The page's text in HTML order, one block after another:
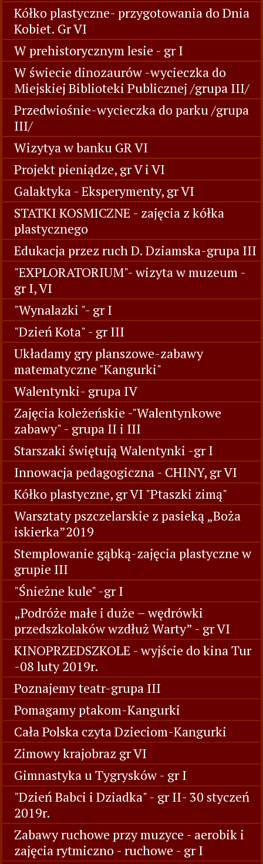
Kółko plastyczne- przygotowania do Dnia
Kobiet. Gr VI
W prehistorycznym lesie - gr I
W świecie dinozaurów -wycieczka do
Miejskiej Biblioteki Publicznej /grupa III/
Przedwiośnie-wycieczka do parku /grupa
III/
Wizytya w banku GR VI
Projekt pieniądze, gr V i VI
Galaktyka - Eksperymenty, gr VI
STATKI KOSMICZNE - zajęcia z kółka
plastycznego
Edukacja przez ruch D. Dziamska-grupa III
"EXPLORATORIUM"- wizyta w muzeum -
gr I, VI
"Wynalazki "- gr I
"Dzień Kota" - gr III
Układamy gry planszowe-zabawy
matematyczne "Kangurki"
Walentynki- grupa IV
Zajęcia koleżeńskie -"Walentynkowe
zabawy" - grupa II i III
Starszaki świętują Walentynki -gr I
Innowacja pedagogiczna - CHINY, gr VI
Kółko plastyczne, gr VI "Ptaszki zimą"
Warsztaty pszczelarskie z pasieką „Boża
iskierka”2019
Stemplowanie gąbką-zajęcia plastyczne w
grupie III
"Śnieżne kule" -gr I
„Podróże małe i duże – wędrówki
przedszkolaków wzdłuż Warty” - gr VI
KINOPRZEDSZKOLE - wyjście do kina Tur
-08 luty 2019r.
Poznajemy teatr-grupa III
Pomagamy ptakom-Kangurki
Cała Polska czyta Dzieciom-Kangurki
Zimowy krajobraz gr VI
Gimnastyka u Tygrysków - gr I
"Dzień Babci i Dziadka" - gr II- 30 styczeń
2019r.
Zabawy ruchowe przy muzyce - aerobik i
zajęcia rytmiczno - ruchowe - gr I